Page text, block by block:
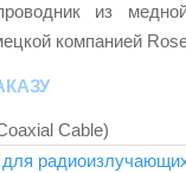
из медной
компанией
Cable)